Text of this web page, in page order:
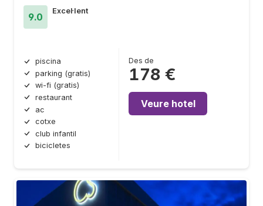
9.0
Excel·lent
piscina
parking (gratis)
wi-fi (gratis)
restaurant
ac
cotxe
club infantil
bicicletes
Des de
178 €
Veure hotel